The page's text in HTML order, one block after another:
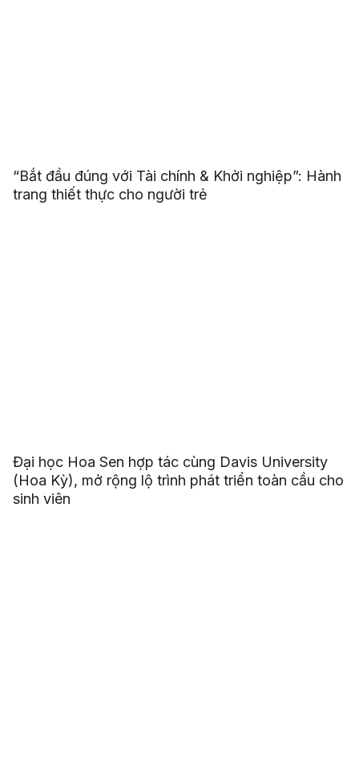
“Bắt đầu đúng với Tài chính & Khởi nghiệp”: Hành
trang thiết thực cho người trẻ
Đại học Hoa Sen hợp tác cùng Davis University
(Hoa Kỳ), mở rộng lộ trình phát triển toàn cầu cho
sinh viên